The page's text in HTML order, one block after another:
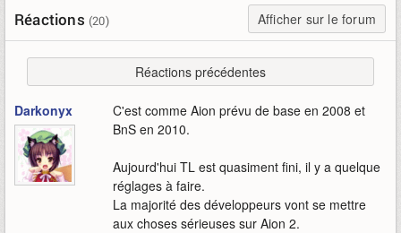
Réactions (20) Afficher sur le forum
Réactions précédentes
Darkonyx
C'est comme Aion prévu de base en 2008 et
BnS en 2010.
Aujourd'hui TL est quasiment fini, il y a quelque
réglages à faire.
La majorité des développeurs vont se mettre
aux choses sérieuses sur Aion 2.